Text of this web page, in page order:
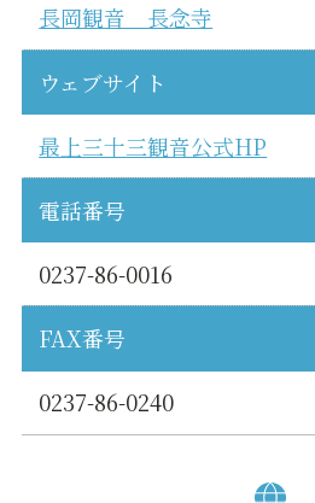
長岡観音 長念寺
ウェブサイト
最上三十三観音公式HP
電話番号
0237-86-0016
FAX番号
0237-86-0240